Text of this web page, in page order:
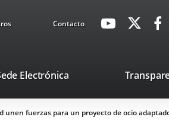
ContactoavaHeaderSocial
Enlace
externa.
Enlace
ElectrónicaEnlace
una
aplicación
unen fuerzas para un proyecto de ocio